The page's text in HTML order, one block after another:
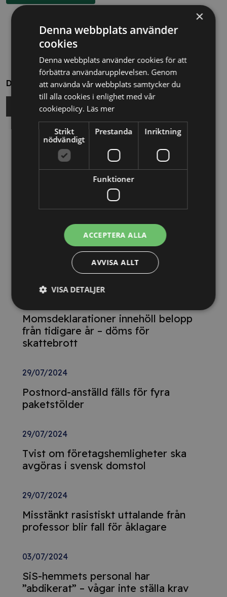
Dela
Relaterade nyheter
13/10/2025
Nya Världsbanksregler öppnar för
svenska företag – lär dig vinna
upphandlingar med våra nya kurser
26/02/2025
Detta innebär
Tillgänglighetsdirektivet
Momsdeklarationer innehöll belopp
från tidigare år – döms för
skattebrott
29/07/2024
Postnord-anställd fälls för fyra
paketstölder
29/07/2024
Tvist om företagshemligheter ska
avgöras i svensk domstol
29/07/2024
Misstänkt rasistiskt uttalande från
professor blir fall för åklagare
03/07/2024
SiS-hemmets personal har
”abdikerat” – vågar inte ställa krav
×
Denna webbplats använder
cookies
Denna webbplats använder cookies för att
förbättra användarupplevelsen. Genom
att använda vår webbplats samtycker du
till alla cookies i enlighet med vår
cookiepolicy. Läs mer
Strikt
nödvändigt
Prestanda Inriktning
Funktioner
ACCEPTERA ALLA
AVVISA ALLT
VISA DETALJER